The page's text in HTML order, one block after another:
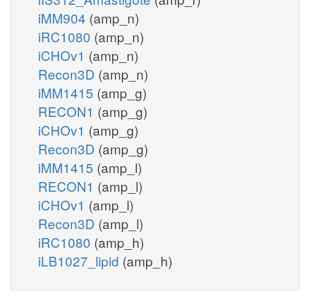
iMM904 (amp_n)
iRC1080 (amp_n)
iCHOv1 (amp_n)
Recon3D (amp_n)
iMM1415 (amp_g)
RECON1 (amp_g)
iCHOv1 (amp_g)
Recon3D (amp_g)
iMM1415 (amp_l)
RECON1 (amp_l)
iCHOv1 (amp_l)
Recon3D (amp_l)
iRC1080 (amp_h)
iLB1027_lipid (amp_h)